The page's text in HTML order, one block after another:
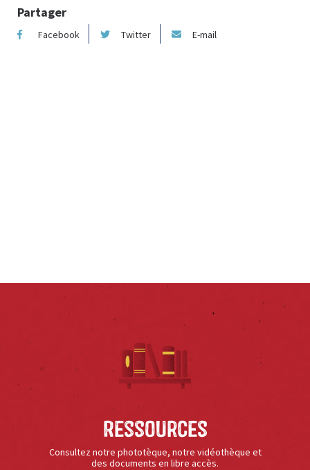
Partager
Facebook Twitter E-mail
Ressources
Consultez notre phototèque, notre vidéothèque et
des documents en libre accès.